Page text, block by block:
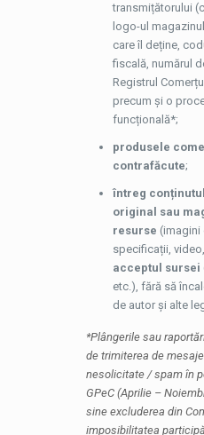
transmițătorului
logo-ul
care îl deține,
fiscală, numărul
Registrul
precum și o
funcțională*;
produsele
contrafăcute;
întreg
original sau
resurse (imagini
specificații,
acceptul sursei
etc.), fără să
de autor și alte
*Plângerile sau
de trimiterea de
nesolicitate / spam în
GPeC (Aprilie –
sine excluderea din
imposibilitatea